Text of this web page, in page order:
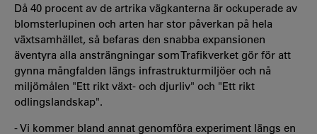
Då 40 procent av de artrika vägkanterna är ockuperade av
blomsterlupinen och arten har stor påverkan på hela
växtsamhället, så befaras den snabba expansionen
äventyra alla ansträngningar som Trafikverket gör för att
gynna mångfalden längs infrastrukturmiljöer och nå
miljömålen "Ett rikt växt- och djurliv" och "Ett rikt
odlingslandskap".
- Vi kommer bland annat genomföra experiment längs en